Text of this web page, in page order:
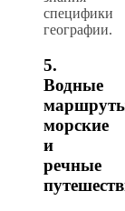
специфики
географии.
5.
Водные
морские
и
речные